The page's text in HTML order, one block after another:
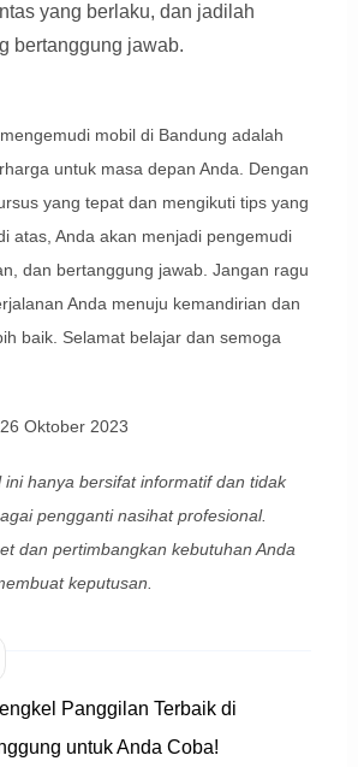
yang berlaku, dan jadilah
bertanggung jawab.
mobil di Bandung adalah
untuk masa depan Anda. Dengan
yang tepat dan mengikuti tips yang
atas, Anda akan menjadi pengemudi
dan bertanggung jawab. Jangan ragu
Anda menuju kemandirian dan
baik. Selamat belajar dan semoga
26 Oktober 2023
ini hanya bersifat informatif dan tidak
pengganti nasihat profesional.
dan pertimbangkan kebutuhan Anda
keputusan.
Panggilan Terbaik di
untuk Anda Coba!